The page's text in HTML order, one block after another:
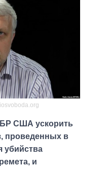
США ускорить
проведенных в
убийства
и